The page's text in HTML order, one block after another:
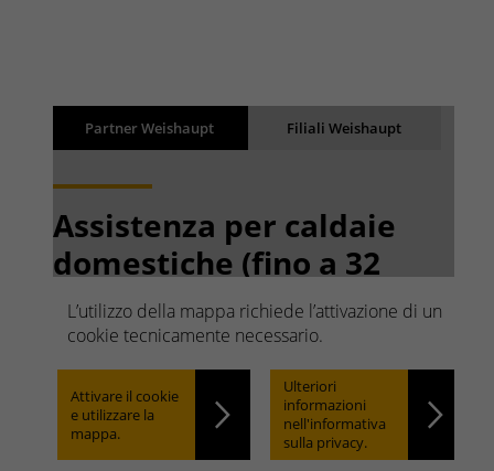
L’utilizzo della mappa richiede l’attivazione di un
cookie tecnicamente necessario.
Attivare il cookie
e utilizzare la
mappa.
Ulteriori
informazioni
nell'informativa
sulla privacy.
Partner Weishaupt Filiali Weishaupt
Assistenza per caldaie
domestiche (fino a 32
kW)
Ricerca rapida. Facile da
trovare.
Locate
BackRisultati
I risultati vengono caricati